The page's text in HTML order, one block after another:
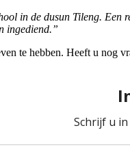
in de dusun Tileng.
ingediend.”
te hebben. Heeft u nog